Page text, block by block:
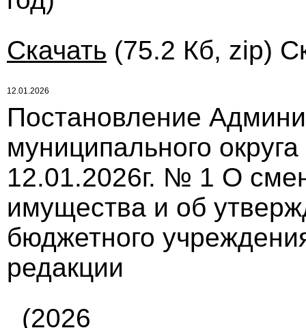
Скачать (75.2 Кб, zip)
12.01.2026
Постановление
муниципального
12.01.2026г. № 1 О
имущества и об
бюджетного
редакции
(2026